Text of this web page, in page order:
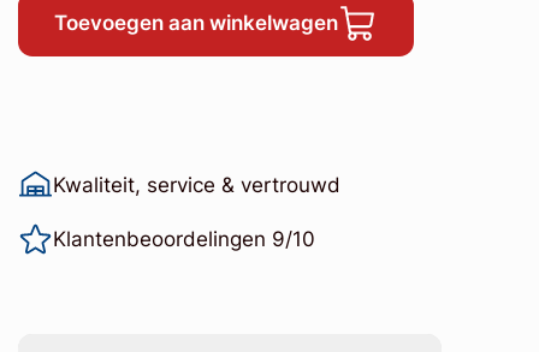
Toevoegen aan winkelwagen
Kwaliteit, service & vertrouwd
Klantenbeoordelingen 9/10